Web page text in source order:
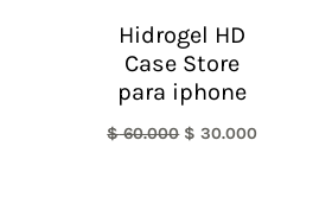
Hidrogel HD
Case Store
para iphone
$60.000 $ 30.000